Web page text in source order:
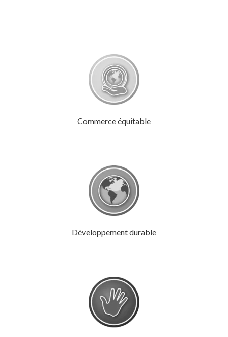
Commerce équitable
Développement durable